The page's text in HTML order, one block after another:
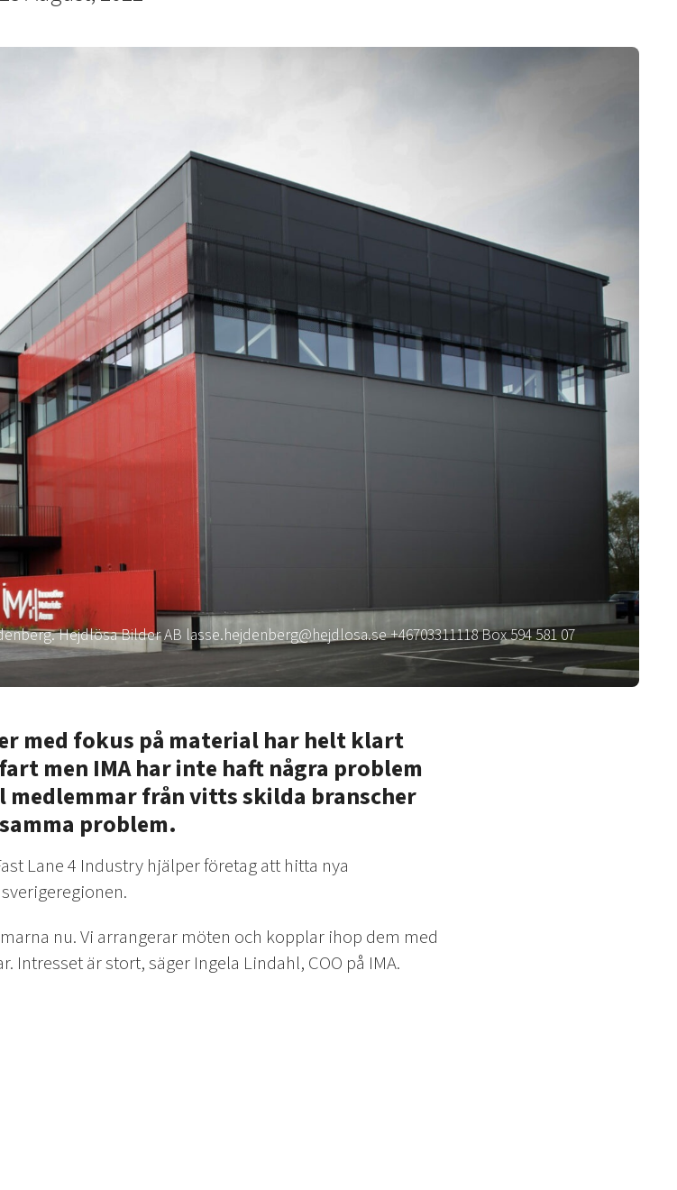
Hejdlösa Bilder AB lasse.hejdenberg@hejdlosa.se +46703311118 Box 594 581 07
med fokus på material har helt klart
men IMA har inte haft några problem
från vitts skilda branscher
problem.
Lane 4 Industry hjälper företag att hitta nya
nu. Vi arrangerar möten och kopplar ihop dem med
är stort, säger Ingela Lindahl, COO på IMA.